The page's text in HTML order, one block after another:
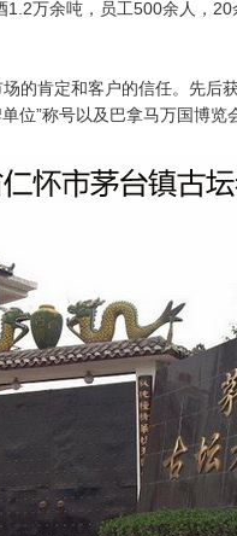
万余吨，员工500余人，
的肯定和客户的信任。先后
位”称号以及巴拿马万国博